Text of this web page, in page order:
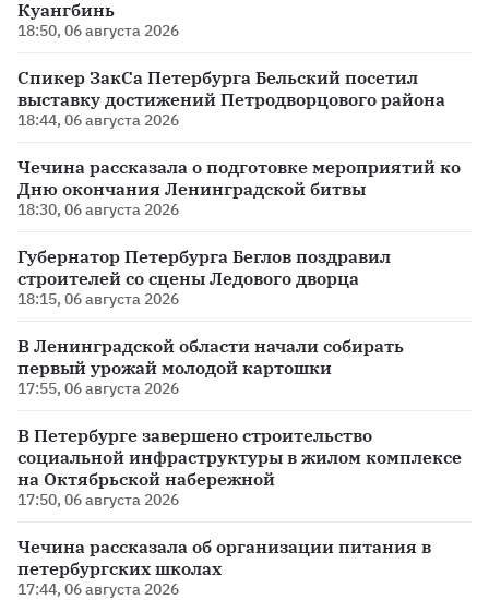
Куангбинь
18:50, 06 августа 2026
Спикер ЗакСа Петербурга Бельский посетил
выставку достижений Петродворцового района
18:44, 06 августа 2026
Чечина рассказала о подготовке мероприятий ко
Дню окончания Ленинградской битвы
18:30, 06 августа 2026
Губернатор Петербурга Беглов поздравил
строителей со сцены Ледового дворца
18:15, 06 августа 2026
В Ленинградской области начали собирать
первый урожай молодой картошки
17:55, 06 августа 2026
В Петербурге завершено строительство
социальной инфраструктуры в жилом комплексе
на Октябрьской набережной
17:50, 06 августа 2026
Чечина рассказала об организации питания в
петербургских школах
17:44, 06 августа 2026